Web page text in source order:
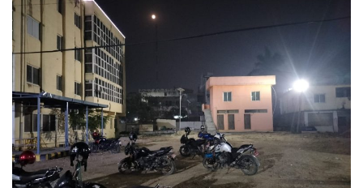
श्रीमती बलात्कार मुद्दामा श्रीमान्लाई छ महिना
कैद, एक लाख रुपैयाँ क्षतिपूर्ति